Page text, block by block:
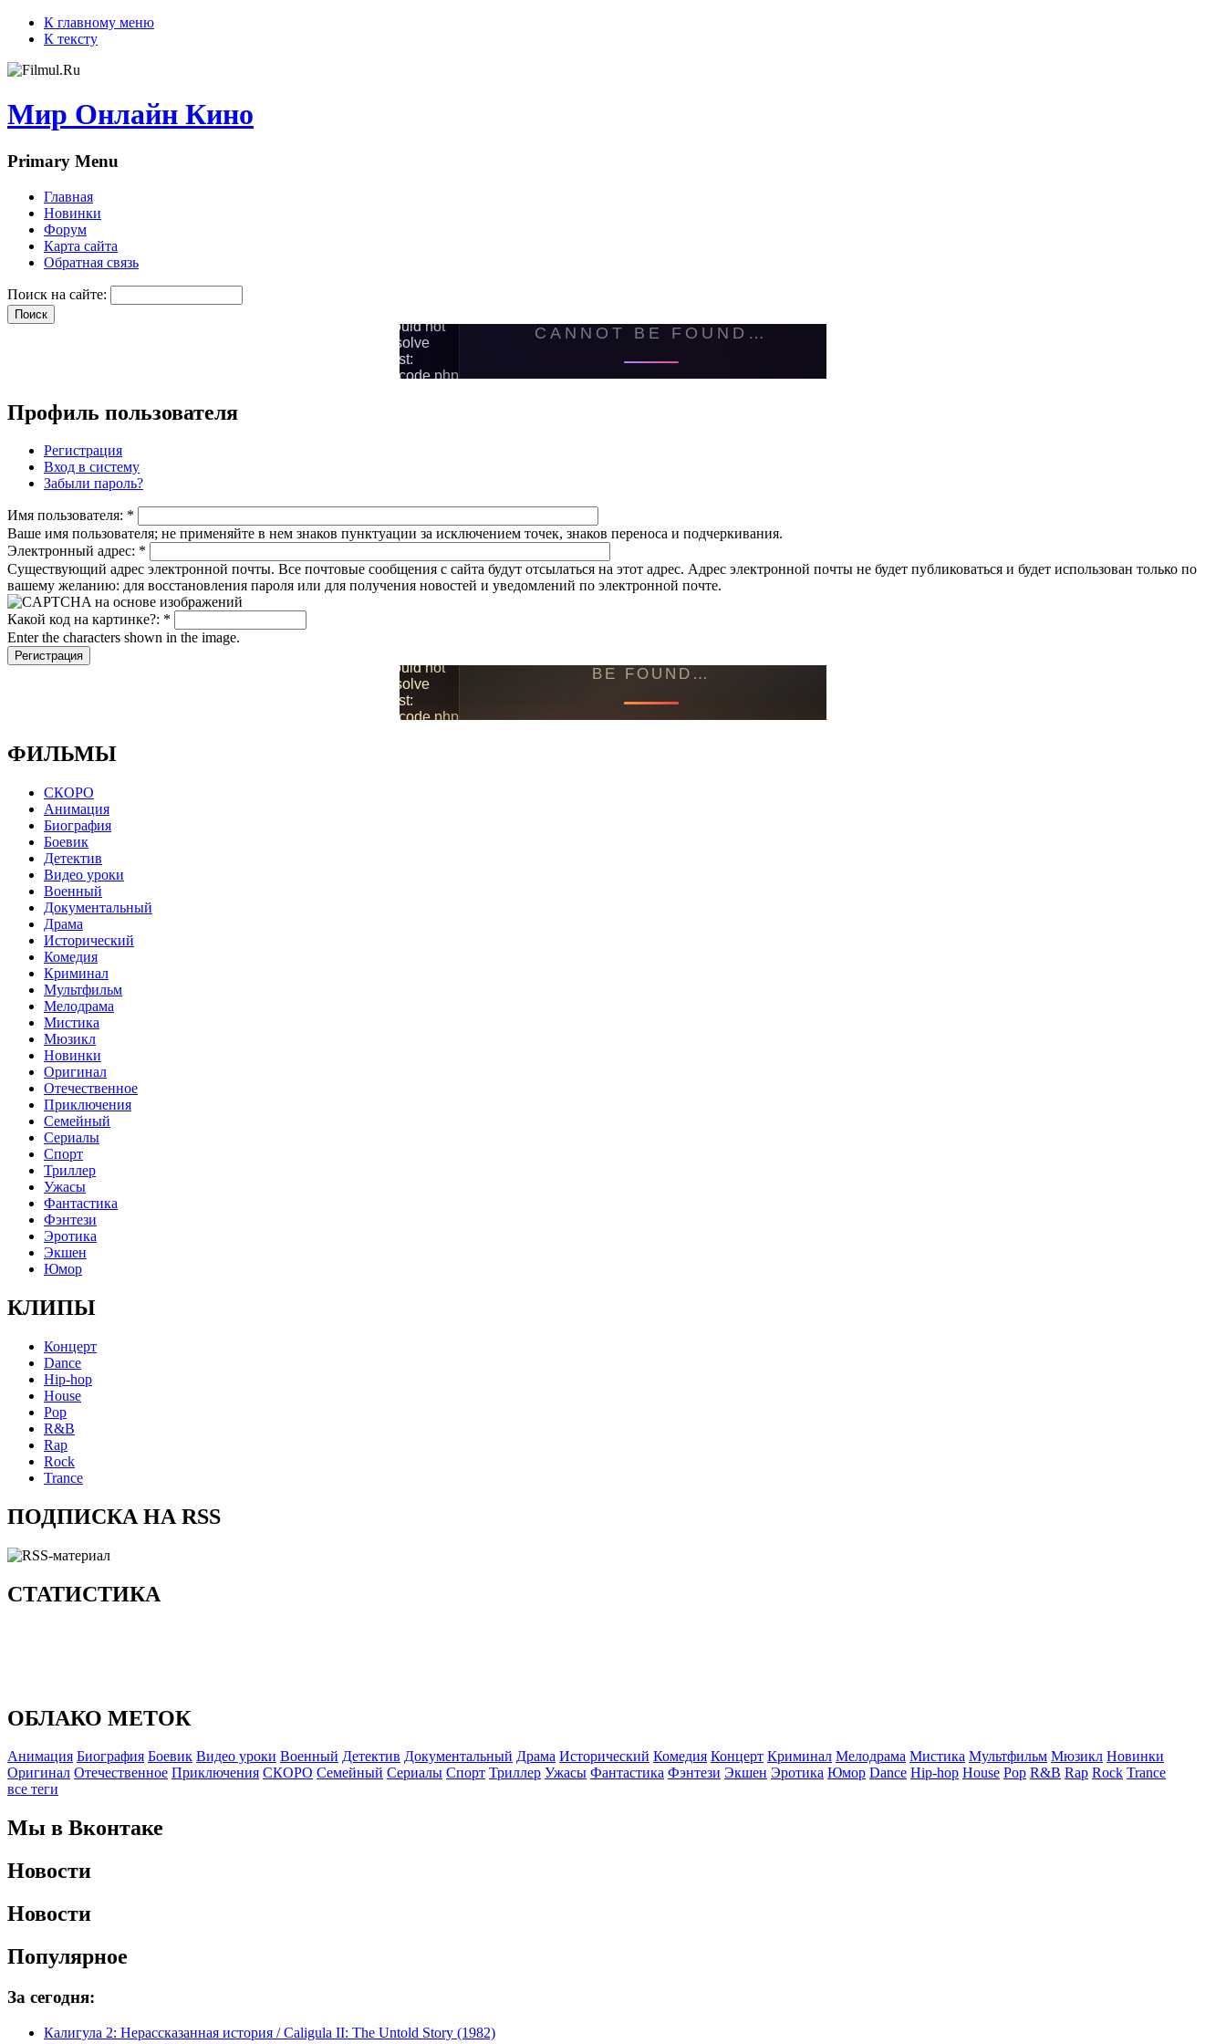
К главному меню
К тексту
Мир Онлайн Кино
Primary Menu
Главная
Новинки
Форум
Карта сайта
Обратная связь
Поиск на сайте:
Профиль пользователя
Регистрация
Вход в систему
Забыли пароль?
Имя пользователя: *
Ваше имя пользователя; не применяйте в нем знаков пунктуации за исключением точек, знаков переноса и подчеркивания.
Электронный адрес: *
Существующий адрес электронной почты. Все почтовые сообщения с сайта будут отсылаться на этот адрес. Адрес электронной почты не будет публиковаться и будет использован только по
вашему желанию: для восстановления пароля или для получения новостей и уведомлений по электронной почте.
Какой код на картинке?: *
Enter the characters shown in the image.
ФИЛЬМЫ
СКОРО
Анимация
Биография
Боевик
Детектив
Видео уроки
Военный
Документальный
Драма
Исторический
Комедия
Криминал
Мультфильм
Мелодрама
Мистика
Мюзикл
Новинки
Оригинал
Отечественное
Приключения
Семейный
Сериалы
Спорт
Триллер
Ужасы
Фантастика
Фэнтези
Эротика
Экшен
Юмор
КЛИПЫ
Концерт
Dance
Hip-hop
House
Pop
R&B
Rap
Rock
Trance
ПОДПИСКА НА RSS
СТАТИСТИКА
ОБЛАКО МЕТОК
Анимация Биография Боевик Видео уроки Военный Детектив Документальный Драма Исторический Комедия Концерт Криминал Мелодрама Мистика Мультфильм Мюзикл Новинки
Оригинал Отечественное Приключения СКОРО Семейный Сериалы Спорт Триллер Ужасы Фантастика Фэнтези Экшен Эротика Юмор Dance Hip-hop House Pop R&B Rap Rock Trance
все теги
Мы в Вконтаке
Новости
Новости
Популярное
За сегодня:
Калигула 2: Нерассказанная история / Caligula II: The Untold Story (1982)